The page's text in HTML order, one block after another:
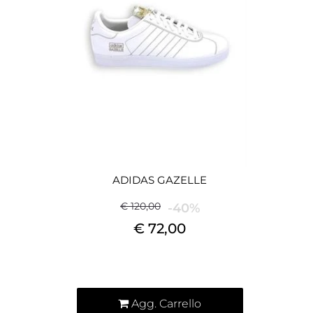
ADIDAS GAZELLE
€ 120,00 -40%
€ 72,00
Agg. Carrello